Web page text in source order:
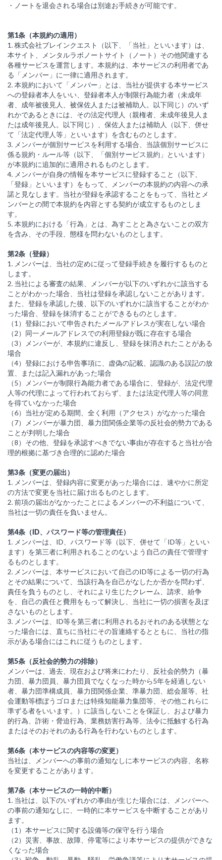
・ノートを退会される場合は別途お手続きが可能です。
第1条（本規約の適用）
1. 株式会社ブレインクエスト（以下、「当社」といいます）は、
本サイト、メンタルラボノートサイト（ノート）その他関連する
各種サービスを運営します。本規約は、本サービスの利用者であ
る「メンバー」に一律に適用されます。
2. 本規約において「メンバー」とは、当社が提供する本サービス
への登録者本人をいい、登録者本人が制限行為能力者（未成年
者、成年被後見人、被保佐人または被補助人。以下同じ）のいず
れかであるときには、その法定代理人（親権者、未成年後見人ま
たは成年後見人。以下同じ）、保佐人または補助人（以下、併せ
て「法定代理人等」といいます）を含むものとします。
3. メンバーが個別サービスを利用する場合、当該個別サービスに
係る規約・ルール等（以下、「個別サービス規約」といいます）
が本規約に追加的に適用されるものとします。
4. メンバーが自身の情報を本サービスに登録すること（以下、
「登録」といいます）をもって、メンバーの本規約の内容への承
諾と見なします。当社が登録を承認することをもって、当社とメ
ンバーとの間で本規約を内容とする契約が成立するものとしま
す。
5. 本規約における「行為」とは、為すことと為さないことの双方
を含み、その手段、態様を問わないものとします。
第2条（登録）
1. メンバーは、当社の定めに従って登録手続きを履行するものと
します。
2. 当社による審査の結果、メンバーが以下のいずれかに該当する
ことがわかった場合、当社は登録を承認しないことがあります。
また、登録を承認した後、以下のいずれかに該当することがわか
った場合、登録を抹消することができるものとします。
（1）登録において申告されたメールアドレスが実在しない場合
（2）同一メールアドレスでの利用登録が既に存在する場合
（3）メンバーが、本規約に違反し、登録を抹消されたことがある
場合
（4）登録における申告事項に、虚偽の記載、認識のある誤記の放
置、または記入漏れがあった場合
（5）メンバーが制限行為能力者である場合に、登録が、法定代理
人等の代理によって行われておらず、または法定代理人等の同意
を得ていなかった場合
（6）当社が定める期間、全く利用（アクセス）がなかった場合
（7）メンバーが暴力団、暴力団関係企業等の反社会的勢力である
ことが判明した場合
（8）その他、登録を承認すべきでない事由が存在すると当社が合
理的根拠に基づき合理的に認めた場合
第3条（変更の届出）
1. メンバーは、登録内容に変更があった場合には、速やかに所定
の方法で変更を当社に届け出るものとします。
2. 前項の届出がなかったことによるメンバーの不利益について、
当社は一切の責任を負いません。
第4条（ID、パスワード等の管理責任）
1. メンバーは、ID、パスワード等（以下、併せて「ID等」といい
ます）を第三者に利用されることのないよう自己の責任で管理す
るものとします。
2. メンバーは、本サービスにおいて自己のID等による一切の行為
とその結果について、当該行為を自己がなしたか否かを問わず、
責任を負うものとし、それにより生じたクレーム、請求、紛争
を、自己の責任と費用をもって解決し、当社に一切の損害を及ぼ
さないものとします。
3. メンバーは、ID等を第三者に利用されるおそれのある状態とな
った場合には、直ちに当社にその旨連絡するとともに、当社の指
示がある場合にはこれに従うものとします。
第5条（反社会的勢力の排除）
メンバーは、過去、現在および将来にわたり、反社会的勢力（暴
力団、暴力団員、暴力団員でなくなった時から5年を経過しない
者、暴力団準構成員、暴力団関係企業、準暴力団、総会屋等、社
会運動等標ぼうゴロまたは特殊知能暴力集団等、その他これらに
準ずる者をいいます。）に該当しないことを保証し、および暴力
的行為、詐術・脅迫行為、業務妨害行為等、法令に抵触する行為
またはそのおそれのある行為を行わないものとします。
第6条（本サービスの内容等の変更）
当社は、メンバーへの事前の通知なしに本サービスの内容、名称
を変更することがあります。
第7条（本サービスの一時的中断）
1. 当社は、以下のいずれかの事由が生じた場合には、メンバーへ
の事前の通知なしに、一時的に本サービスを中断することがあり
ます。
（1）本サービスに関する設備等の保守を行う場合
（2）災害、事故、故障、停電等により本サービスの提供ができな
くなった場合